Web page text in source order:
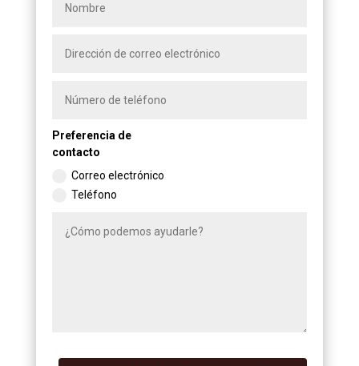
Preferencia de
contacto
Correo electrónico
Teléfono